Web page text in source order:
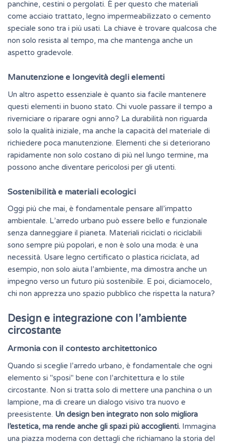
panchine, cestini o pergolati. È per questo che materiali
come acciaio trattato, legno impermeabilizzato o cemento
speciale sono tra i più usati. La chiave è trovare qualcosa che
non solo resista al tempo, ma che mantenga anche un
aspetto gradevole.
Manutenzione e longevità degli elementi
Un altro aspetto essenziale è quanto sia facile mantenere
questi elementi in buono stato. Chi vuole passare il tempo a
riverniciare o riparare ogni anno? La durabilità non riguarda
solo la qualità iniziale, ma anche la capacità del materiale di
richiedere poca manutenzione. Elementi che si deteriorano
rapidamente non solo costano di più nel lungo termine, ma
possono anche diventare pericolosi per gli utenti.
Sostenibilità e materiali ecologici
Oggi più che mai, è fondamentale pensare all’impatto
ambientale. L’arredo urbano può essere bello e funzionale
senza danneggiare il pianeta. Materiali riciclati o riciclabili
sono sempre più popolari, e non è solo una moda: è una
necessità. Usare legno certificato o plastica riciclata, ad
esempio, non solo aiuta l’ambiente, ma dimostra anche un
impegno verso un futuro più sostenibile. E poi, diciamocelo,
chi non apprezza uno spazio pubblico che rispetta la natura?
Design e integrazione con l’ambiente
circostante
Armonia con il contesto architettonico
Quando si sceglie l’arredo urbano, è fondamentale che ogni
elemento si "sposi" bene con l’architettura e lo stile
circostante. Non si tratta solo di mettere una panchina o un
lampione, ma di creare un dialogo visivo tra nuovo e
preesistente. Un design ben integrato non solo migliora
l’estetica, ma rende anche gli spazi più accoglienti. Immagina
una piazza moderna con dettagli che richiamano la storia del